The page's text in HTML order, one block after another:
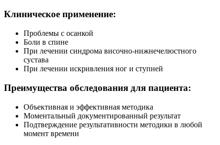
Клиническое применение:
Проблемы с осанкой
Боли в спине
При лечении синдрома височно-нижнечелюстного
сустава
При лечении искривления ног и ступней
Преимущества обследования для пациента:
Объективная и эффективная методика
Моментальный документированный результат
Подтверждение результативности методики в любой
момент времени